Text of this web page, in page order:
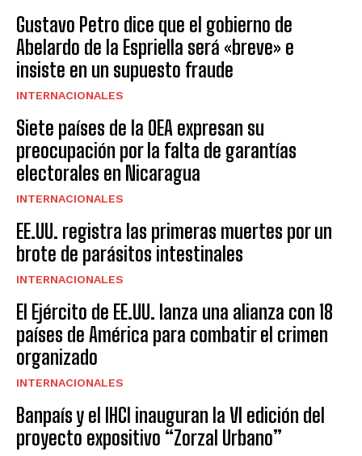
Gustavo Petro dice que el gobierno de
Abelardo de la Espriella será «breve» e
insiste en un supuesto fraude
INTERNACIONALES
Siete países de la OEA expresan su
preocupación por la falta de garantías
electorales en Nicaragua
INTERNACIONALES
EE.UU. registra las primeras muertes por un
brote de parásitos intestinales
INTERNACIONALES
El Ejército de EE.UU. lanza una alianza con 18
países de América para combatir el crimen
organizado
INTERNACIONALES
Banpaís y el IHCI inauguran la VI edición del
proyecto expositivo “Zorzal Urbano”